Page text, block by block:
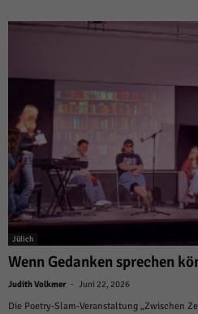
Jülich
Wenn Gedanken sprechen
Judith Volkmer - Juni 22, 2026
Die Poetry-Slam-Veranstaltung „Zwischen
Externe Medien (6)
Inhalte von Videoplattformen und Social-
standardmäßig blockiert. Wenn Cookies
werden, bedarf der Zugriff auf diese
mehr.
Cookie-
powered by Borlabs Cookie